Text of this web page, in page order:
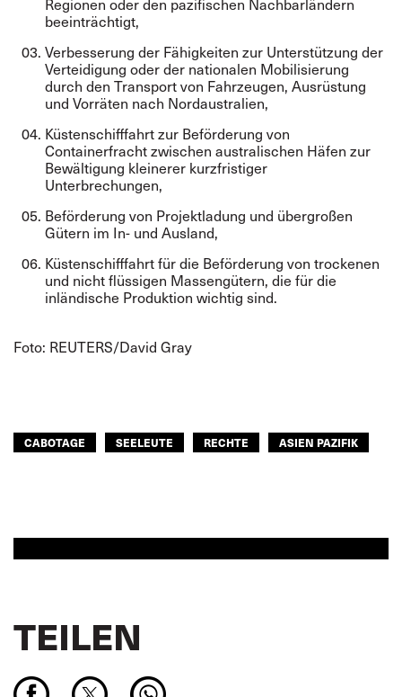
beeinträchtigt,
Verbesserung der Fähigkeiten zur Unterstützung der
Verteidigung oder der nationalen Mobilisierung
durch den Transport von Fahrzeugen, Ausrüstung
und Vorräten nach Nordaustralien,
Küstenschifffahrt zur Beförderung von
Containerfracht zwischen australischen Häfen zur
Bewältigung kleinerer kurzfristiger
Unterbrechungen,
Beförderung von Projektladung und übergroßen
Gütern im In- und Ausland,
Küstenschifffahrt für die Beförderung von trockenen
und nicht flüssigen Massengütern, die für die
inländische Produktion wichtig sind.
Foto: REUTERS/David Gray
CABOTAGE SEELEUTE RECHTE ASIEN PAZIFIK
TEILEN